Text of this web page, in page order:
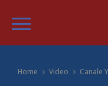
Home Video Canale